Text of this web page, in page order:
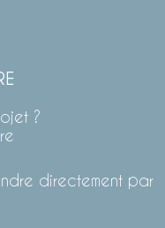
?
directement par